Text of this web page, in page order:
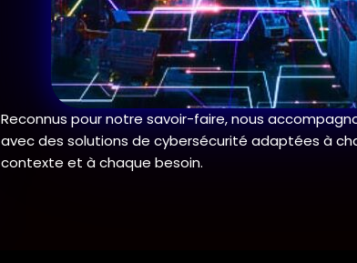
Reconnus pour notre savoir-faire, nous
avec des solutions de cybersécurité adaptées à
contexte et à chaque besoin.